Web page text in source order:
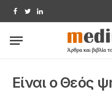
Facebook
TwitterLinkedIn
Είναι ο Θεός